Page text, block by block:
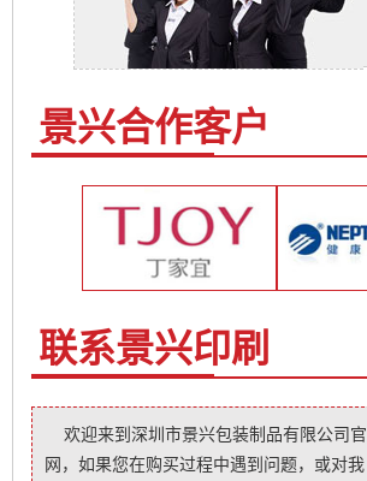
景兴合作客户
联系景兴印刷
欢迎来到深圳市景兴包装制品有限公司官
网，如果您在购买过程中遇到问题，或对我